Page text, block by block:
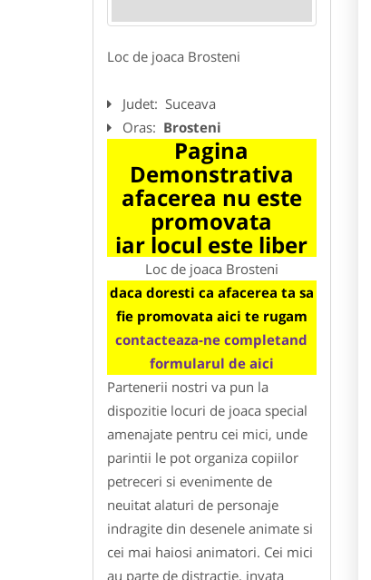
Loc de joaca Brosteni
Judet: Suceava
Oras: Brosteni
Pagina
Demonstrativa
afacerea nu este
promovata
iar locul este liber
Loc de joaca Brosteni
daca doresti ca afacerea ta sa
fie promovata aici te rugam
contacteaza-ne completand
formularul de aici
Partenerii nostri va pun la
dispozitie locuri de joaca special
amenajate pentru cei mici, unde
parintii le pot organiza copiilor
petreceri si evenimente de
neuitat alaturi de personaje
indragite din desenele animate si
cei mai haiosi animatori. Cei mici
au parte de distractie, invata